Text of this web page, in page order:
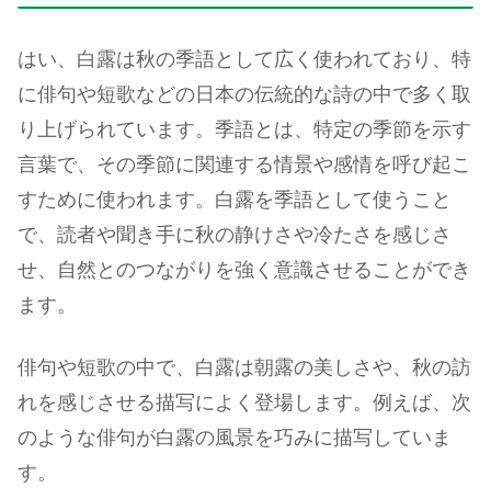
はい、白露は秋の季語として広く使われており、特
に俳句や短歌などの日本の伝統的な詩の中で多く取
り上げられています。季語とは、特定の季節を示す
言葉で、その季節に関連する情景や感情を呼び起こ
すために使われます。白露を季語として使うこと
で、読者や聞き手に秋の静けさや冷たさを感じさ
せ、自然とのつながりを強く意識させることができ
ます。
俳句や短歌の中で、白露は朝露の美しさや、秋の訪
れを感じさせる描写によく登場します。例えば、次
のような俳句が白露の風景を巧みに描写していま
す。